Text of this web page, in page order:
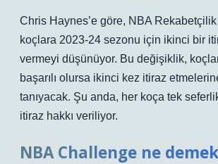
Chris Haynes’e göre, NBA
koçlara 2023-24 sezonu için ikinci bir
vermeyi düşünüyor. Bu değişiklik,
başarılı olursa ikinci kez itiraz
tanıyacak. Şu anda, her koça tek seferlik
itiraz hakkı veriliyor.
NBA Challenge ne